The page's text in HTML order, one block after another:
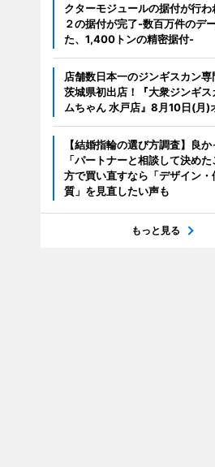
クターモジュールの据付が行わ
２の据付が完了-数百万件のデ
た、1,400トンの精密据付-
店舗数日本一のジンギスカン専
茨城県初出店！『大衆ジンギス
ムちゃん 水戸店』8月10日(月)
【結婚指輪の選び方調査】良
「パートナーと相談して決め
方で買い直すなら「デザイン・
質」を見直したい声も
もっと見る